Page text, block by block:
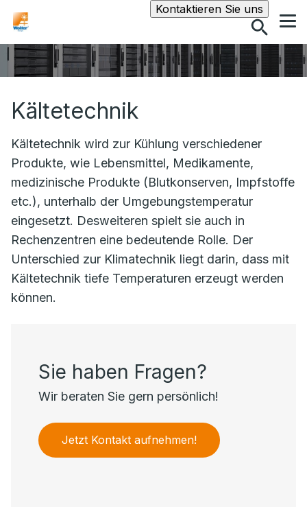
Kontaktieren Sie unsSuche
Kältetechnik
Kältetechnik wird zur Kühlung verschiedener
Produkte, wie Lebensmittel, Medikamente,
medizinische Produkte (Blutkonserven, Impfstoffe
etc.), unterhalb der Umgebungstemperatur
eingesetzt. Desweiteren spielt sie auch in
Rechenzentren eine bedeutende Rolle. Der
Unterschied zur Klimatechnik liegt darin, dass mit
Kältetechnik tiefe Temperaturen erzeugt werden
können.
Sie haben Fragen?
Wir beraten Sie gern persönlich!
Jetzt Kontakt aufnehmen!